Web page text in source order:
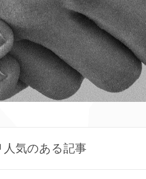
人気のある記事